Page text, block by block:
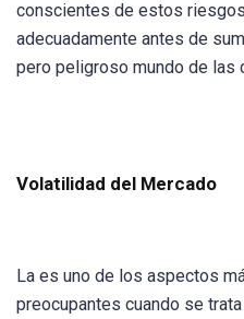
conscientes de estos
adecuadamente antes de
pero peligroso mundo de las
Volatilidad del Mercado
La es uno de los aspectos
preocupantes cuando se